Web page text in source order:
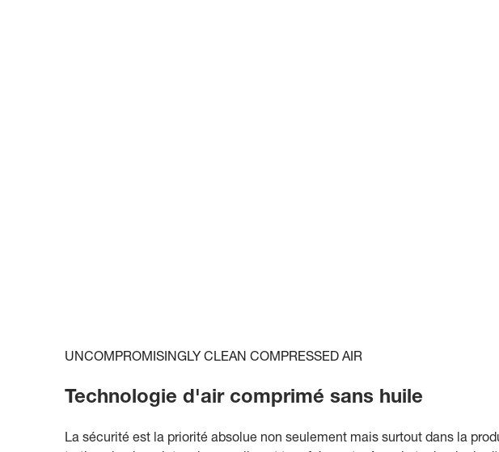
UNCOMPROMISINGLY CLEAN COMPRESSED AIR
Technologie d'air comprimé sans huile
La sécurité est la priorité absolue non seulement mais surtout dans la